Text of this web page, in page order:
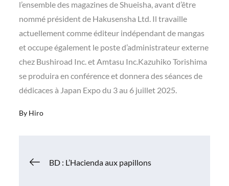
l’ensemble des magazines de Shueisha, avant d’être
nommé président de Hakusensha Ltd. Il travaille
actuellement comme éditeur indépendant de mangas
et occupe également le poste d’administrateur externe
chez Bushiroad Inc. et Amtasu Inc.Kazuhiko Torishima
se produira en conférence et donnera des séances de
dédicaces à Japan Expo du 3 au 6 juillet 2025.
By Hiro
Navigation
BD : L’Hacienda aux papillons